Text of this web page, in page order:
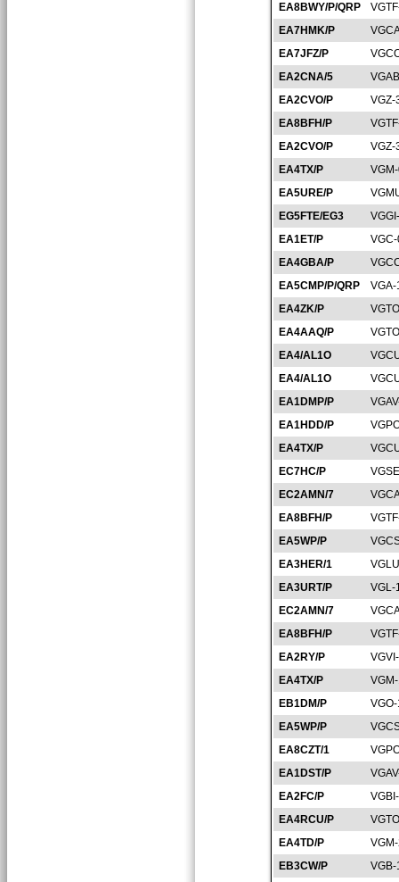
EA8BWY/P/QRP
EA7HMK/P
EA7JFZ/P
EA2CNA/5
EA2CVO/P
VGZ-
EA8BFH/P
EA2CVO/P
VGZ-
EA4TX/P
EA5URE/P
EG5FTE/EG3
EA1ET/P
EA4GBA/P
EA5CMP/P/QRP
EA4ZK/P
EA4AAQ/P
EA4/AL1O
EA4/AL1O
EA1DMP/P
EA1HDD/P
EA4TX/P
EC7HC/P
EC2AMN/7
EA8BFH/P
EA5WP/P
EA3HER/1
EA3URT/P
VGL-
EC2AMN/7
EA8BFH/P
EA2RY/P
EA4TX/P
EB1DM/P
EA5WP/P
EA8CZT/1
EA1DST/P
EA2FC/P
EA4RCU/P
EA4TD/P
EB3CW/P